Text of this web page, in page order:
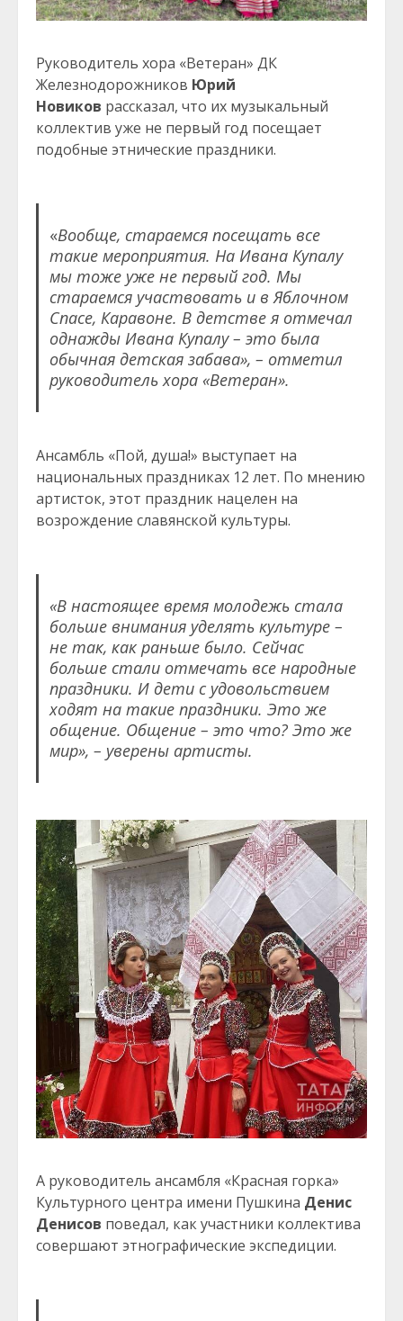
Руководитель хора «Ветеран» ДК
Железнодорожников Юрий
Новиков рассказал, что их музыкальный
коллектив уже не первый год посещает
подобные этнические праздники.
«Вообще, стараемся посещать все
такие мероприятия. На Ивана Купалу
мы тоже уже не первый год. Мы
стараемся участвовать и в Яблочном
Спасе, Каравоне. В детстве я отмечал
однажды Ивана Купалу – это была
обычная детская забава», – отметил
руководитель хора «Ветеран».
Ансамбль «Пой, душа!» выступает на
национальных праздниках 12 лет. По мнению
артисток, этот праздник нацелен на
возрождение славянской культуры.
«В настоящее время молодежь стала
больше внимания уделять культуре –
не так, как раньше было. Сейчас
больше стали отмечать все народные
праздники. И дети с удовольствием
ходят на такие праздники. Это же
общение. Общение – это что? Это же
мир», – уверены артисты.
А руководитель ансамбля «Красная горка»
Культурного центра имени Пушкина Денис
Денисов поведал, как участники коллектива
совершают этнографические экспедиции.